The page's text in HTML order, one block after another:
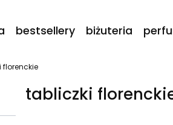
bestsellery biżuteria
florenckie
tabliczki